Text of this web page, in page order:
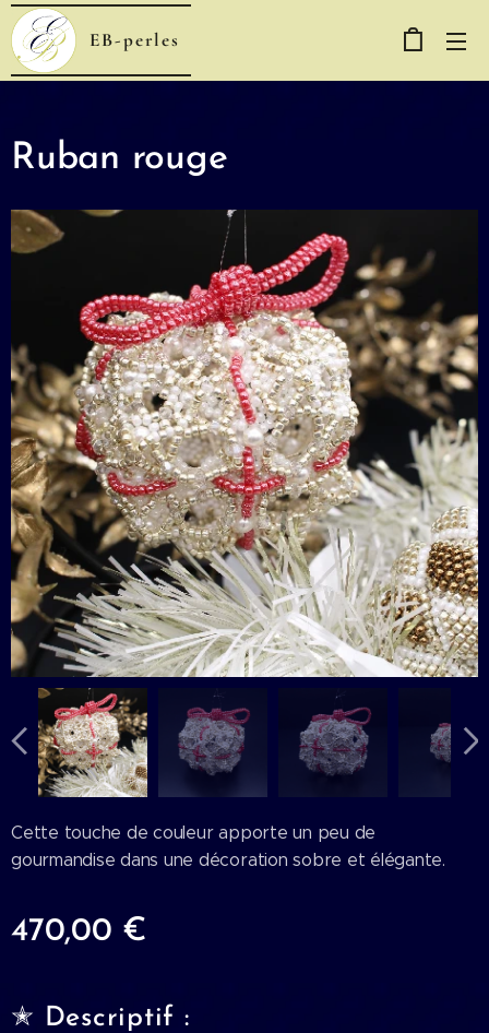
EB-perles
Ruban rouge
Cette touche de couleur apporte un peu de
gourmandise dans une décoration sobre et élégante.
470,00 €
✭ Descriptif :